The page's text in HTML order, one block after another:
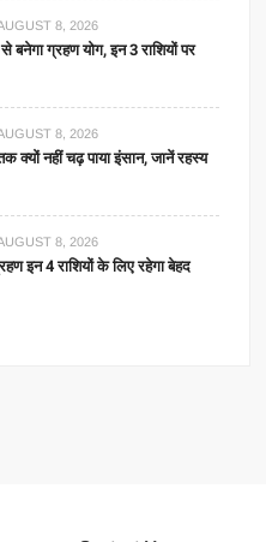
8, 2026
बनेगा ग्रहण योग, इन 3 राशियों पर
8, 2026
क्यों नहीं चढ़ पाया इंसान, जानें रहस्य
8, 2026
इन 4 राशियों के लिए रहेगा बेहद